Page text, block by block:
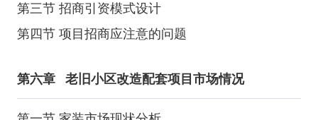
第三节 招商引资模式设计
第四节 项目招商应注意的问题
第六章 老旧小区改造配套项目市场情况